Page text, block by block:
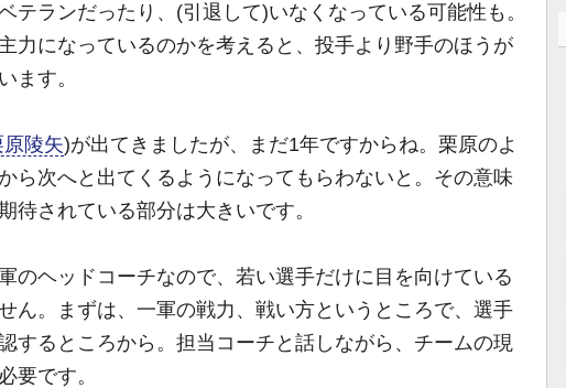
テランだったり、(引退して)いなくなっている可能性も。
力になっているのかを考えると、投手より野手のほうが
ます。
原陵矢)が出てきましたが、まだ1年ですからね。栗原のよ
ら次へと出てくるようになってもらわないと。その意味
待されている部分は大きいです。
のヘッドコーチなので、若い選手だけに目を向けている
ん。まずは、一軍の戦力、戦い方というところで、選手
するところから。担当コーチと話しながら、チームの現
要です。